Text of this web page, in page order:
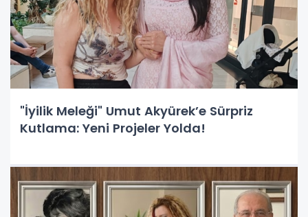
"İyilik Meleği" Umut Akyürek’e Sürpriz
Kutlama: Yeni Projeler Yolda!